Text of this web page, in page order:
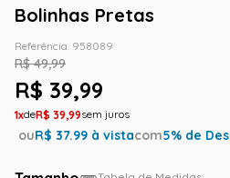
Bolinhas Pretas
Referência: 958089
R$ 49,99
R$ 39,99
1 R$ 39,99
ouR$ 37.99 à vistacom5% de